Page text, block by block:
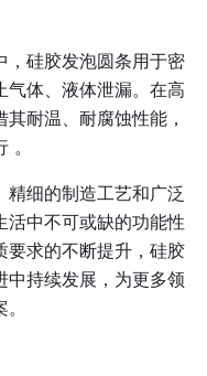
，硅胶发泡圆条用于密
气体、液体泄漏。在高
耐温、耐腐蚀性能，
。
细的制造工艺和广泛
活中不可或缺的功能性
要求的不断提升，硅胶
中持续发展，为更多领